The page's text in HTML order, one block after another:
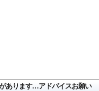
あります…アドバイスお願い